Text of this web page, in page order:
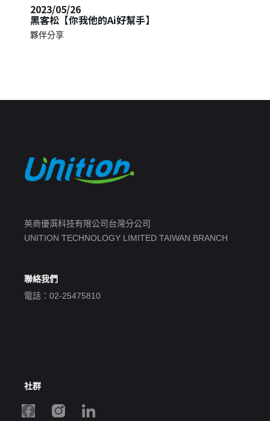
2023/05/26
黑客松【你我他的Ai好幫手】
夥伴分享
英商優潠科技有限公司台灣分公司
UNITION TECHNOLOGY LIMITED TAIWAN BRANCH
聯絡我們
電話：02-25475810
社群